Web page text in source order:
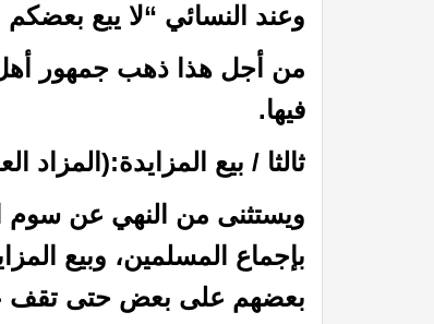
وعند النسائي “لا يبع
من أجل هذا ذهب جمهور أهل
فيها.
ثالثا / بيع المزايدة:(المزاد
ويستثنى من النهي عن سوم
بإجماع المسلمين، وبيع
بعضهم على بعض حتى تقف
عظمة الله رب العالمين: (25) قال الله عز وجل : يؤذيني ابن آدم يسب الدهر